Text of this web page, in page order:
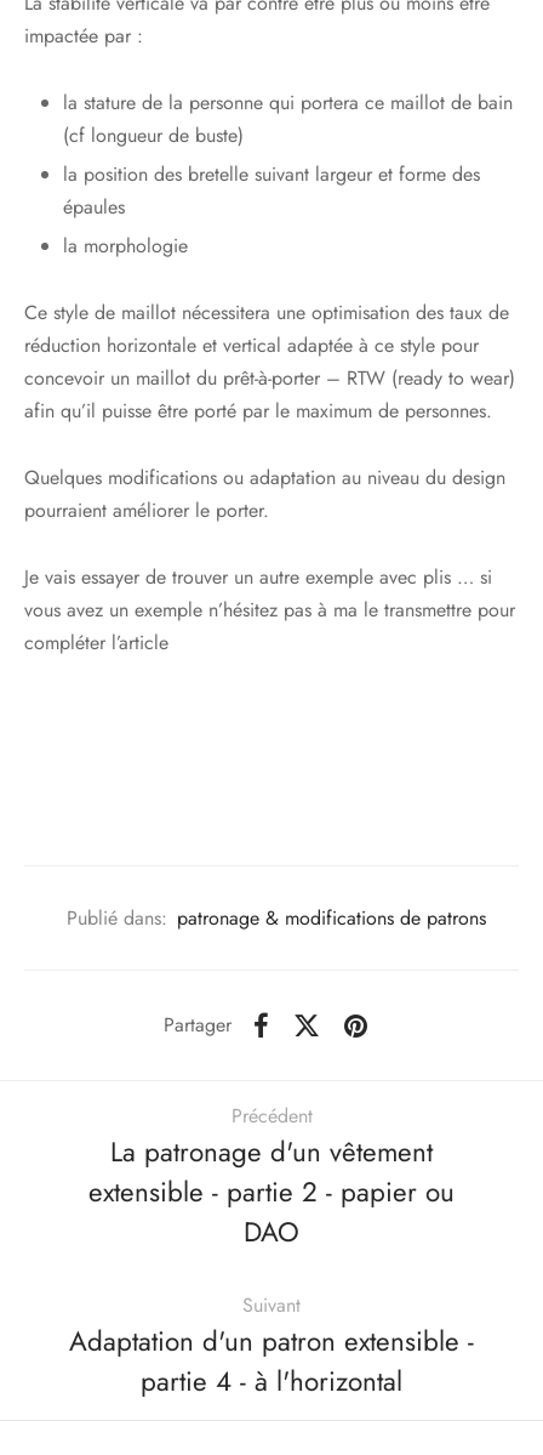
impactée par :
la stature de la personne qui portera ce maillot de bain
(cf longueur de buste)
la position des bretelle suivant largeur et forme des
épaules
la morphologie
Ce style de maillot nécessitera une optimisation des taux de
réduction horizontale et vertical adaptée à ce style pour
concevoir un maillot du prêt-à-porter – RTW (ready to wear)
afin qu’il puisse être porté par le maximum de personnes.
Quelques modifications ou adaptation au niveau du design
pourraient améliorer le porter.
Je vais essayer de trouver un autre exemple avec plis … si
vous avez un exemple n’hésitez pas à ma le transmettre pour
compléter l’article
Publié dans: patronage & modifications de patrons
Partager
Précédent
La patronage d'un vêtement
extensible - partie 2 - papier ou
DAO
Suivant
Adaptation d'un patron extensible -
partie 4 - à l'horizontal